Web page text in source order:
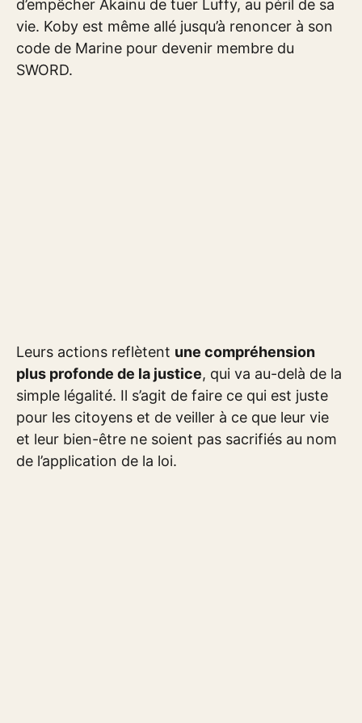
d’empêcher Akainu de tuer Luffy, au péril de sa
vie. Koby est même allé jusqu’à renoncer à son
code de Marine pour devenir membre du
SWORD.
Leurs actions reflètent une compréhension
plus profonde de la justice, qui va au-delà de la
simple légalité. Il s’agit de faire ce qui est juste
pour les citoyens et de veiller à ce que leur vie
et leur bien-être ne soient pas sacrifiés au nom
de l’application de la loi.